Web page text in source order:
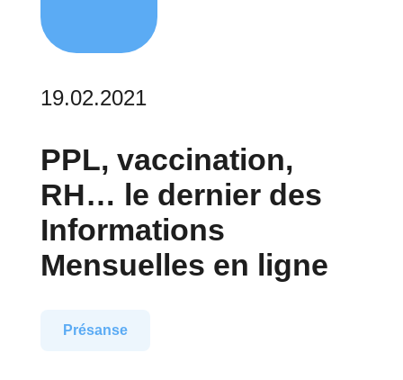
19.02.2021
PPL, vaccination,
RH… le dernier des
Informations
Mensuelles en ligne
Présanse